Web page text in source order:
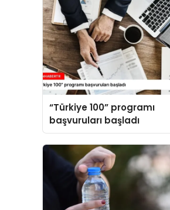
“Türkiye 100” programı
başvuruları başladı